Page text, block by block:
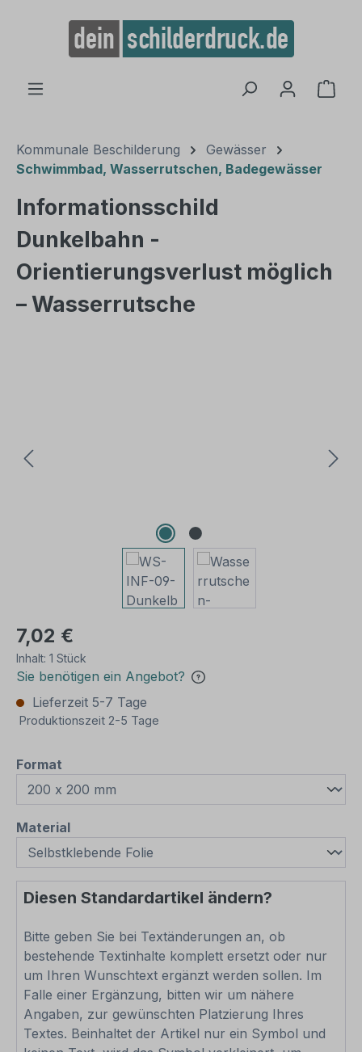
springen
Kommunale Beschilderung
Gewässer
Schwimmbad, Wasserrutschen, Badegewässer
Informationsschild
Dunkelbahn -
Orientierungsverlust möglich
– Wasserrutsche
7,02 €
Inhalt: 1 Stück
Sie benötigen ein Angebot?
Lieferzeit 5-7 Tage
Produktionszeit 2-5 Tage
Format
Materialauswählen
Diesen Standardartikel ändern?
Bitte geben Sie bei Textänderungen an, ob
bestehende Textinhalte komplett ersetzt oder nur
um Ihren Wunschtext ergänzt werden sollen. Im
Falle einer Ergänzung, bitten wir um nähere
Angaben, zur gewünschten Platzierung Ihres
Textes. Beinhaltet der Artikel nur ein Symbol und